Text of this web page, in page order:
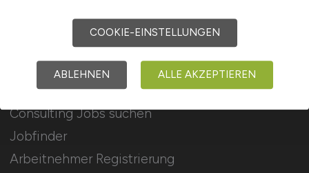
Für Arbeitnehmer
Consulting Jobs suchen
Jobfinder
Arbeitnehmer Registrierung
COOKIE-EINSTELLUNGEN
ABLEHNEN ALLE AKZEPTIEREN